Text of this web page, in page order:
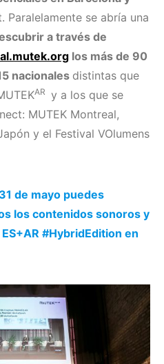
Paralelamente se abría una
a través de
los más de 90
nacionales distintas que
AR y a los que se
MUTEK Montreal,
y el Festival VOlumens
de mayo puedes
los contenidos sonoros y
#HybridEdition en